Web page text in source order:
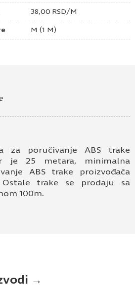
38,00 RSD/M
M (1 M)
za poručivanje ABS trake
je 25 metara, minimalna
ABS trake proizvođača
Ostale trake se prodaju sa
100m.
→